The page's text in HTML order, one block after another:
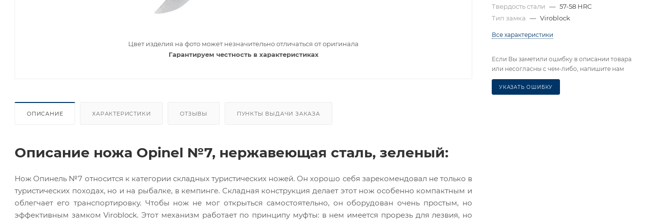
Цвет изделия на фото может незначительно отличаться от оригинала
Гарантируем честность в характеристиках
ОПИСАНИЕ ХАРАКТЕРИСТИКИ ОТЗЫВЫ ПУНКТЫ ВЫДАЧИ ЗАКАЗА
Описание ножа Opinel №7, нержавеющая сталь, зеленый:
Нож Опинель №7 относится к категории складных туристических ножей. Он хорошо себя зарекомендовал не только в
туристических походах, но и на рыбалке, в кемпинге. Складная конструкция делает этот нож особенно компактным и
облегчает его транспортировку. Чтобы нож не мог открыться самостоятельно, он оборудован очень простым, но
эффективным замком Viroblock. Этот механизм работает по принципу муфты: в нем имеется прорезь для лезвия, но
Твердость стали — 57-58 HRC
Тип замка — Viroblock
Все характеристики
Если Вы заметили ошибку в описании товара
или несогласны с чем-либо, напишите нам
УКАЗАТЬ ОШИБКУ